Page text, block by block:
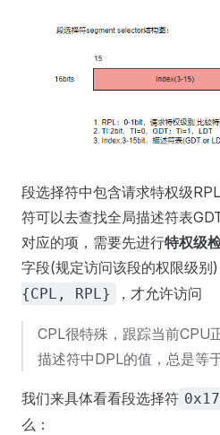
段选择符中包含请求特权级
符可以去查找全局描述符表
对应的项，需要先进行特权级
字段(规定访问该段的权限级别
{CPL, RPL}
，才允许访问
CPL很特殊，跟踪当前CPU
描述符中DPL的值，总是等
我们来具体看看段选择符
么：